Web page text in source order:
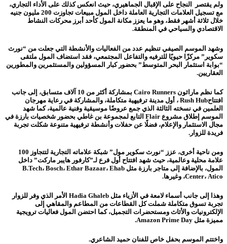
ولم يقتصر النجاح على الإقبال الجماهيري، حيث انعكس كذلك على الأداء التجاري،
مع تسجيل العلامات التجارية العاملة داخل المول مبيعات تجاوزت 200 مليون جنيه
خلال ثلاثة أشهر فقط، وهو ما يعزز مكانة المول كأحد أبرز محركات النشاط
الاقتصادي والسياحي في المنطقة.
وشهد الموسم الصيفي تنظيم عدد من الفعاليات والأنشطة التي جعلت من “نورث
سكوير” مركزًا حيويًا للترفيه والتفاعل المجتمعي، فقد استضاف المول ملتقى
“بوابة استثمار البحر المتوسط” بحضور كبار المسؤولين والمستثمرين والمطورين
العقاريين.
كما نظم ماراثون Cairo Runners بمشاركة أكثر من 10 آلاف متسابق، إلى جانب
افتتاحRush Hub ، أول مدينة ترفيهية متكاملة، والمشاركة في رعاية مهرجان
العلمين في نسخته الثالثة الذي جمع عروضًا موسيقية وفنية عالمية، كما شهد
الموسم إطلاق مشروع Flair التابع لمجموعة بن غاطي بحضور شخصيات بارزة في
مجال الاستثمار والإعلام، فضلًا عن حفلات وأنشطة ترفيهية متنوعة شكلت تجربة
فريدة للزوار.
ومن ناحية أخرى، عزز “نورث سكوير مول” شبكة علاماته التجارية لتتجاوز 100
علامة محلية وعالمية، حيث شهد افتتاح أول فرع لـ”كارفور هايبر ماركت” داخل
المول، بالإضافة إلى متاجر بارزة مثل B.Tech، Bosch، Ethar Bazaar، Ehab
Center، Atico، وغيرها.
وهذا إلى جانب أسماء لامعة في الأزياء مثل Hadia Ghaleb الأمر الذي وفر للزوار
تجربة تسوق متكاملة شملت كل القطاعات من المطاعم والمقاهي إلى
الإلكترونيات والأثاث ومستحضرات التجميل، كما احتضن المول فعاليات ترويجية
مميزة مثل Amazon Prime Day.
واختتم الموسم بحفل خاص للفنان حميد الشاعري.